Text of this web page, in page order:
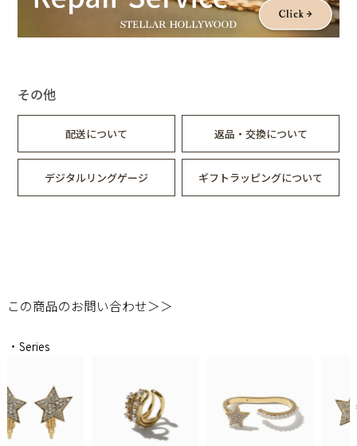
その他
配送について 返品・交換について
デジタルリングゲージ ギフトラッピングについて
この商品のお問い合わせ＞＞
・Series